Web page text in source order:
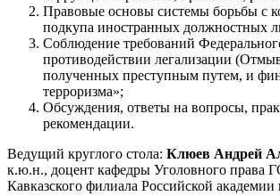
Правовые основы системы борьбы с
подкупа иностранных должностных
Соблюдение требований
противодействии легализации
полученных преступным путем, и
терроризма»;
Обсуждения, ответы на вопросы,
рекомендации.
Ведущий круглого стола: Клюев Андрей
к.ю.н., доцент кафедры Уголовного права
Кавказского филиала Российской академии